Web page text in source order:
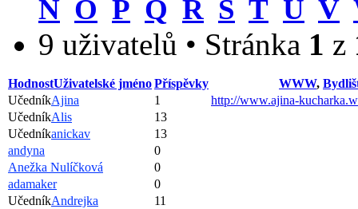
N O P Q R S T U V
9 uživatelů • Stránka 1 z
HodnostUživatelské jménoPříspěvky WWW,
UčedníkAjina 1
http://www.ajina-
UčedníkAlis
13
Učedníkanickav
13
andyna
0
Anežka Nulíčková
0
adamaker
0
UčedníkAndrejka
11